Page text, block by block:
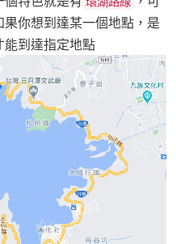
你想到達某一個地點，是
能到達指定地點